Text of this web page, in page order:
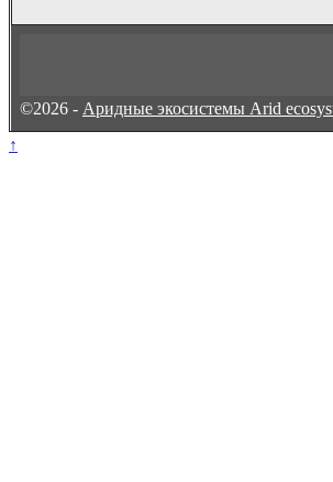
©2026 - Аридные экосистемы Arid
↑